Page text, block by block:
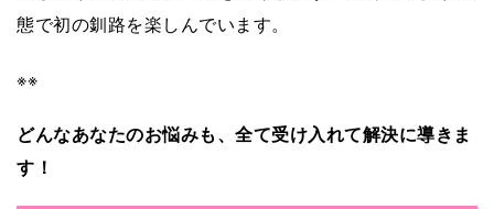
態で初の釧路を楽しんでいます。
※※
どんなあなたのお悩みも、全て受け入れて解決に導きま
す！